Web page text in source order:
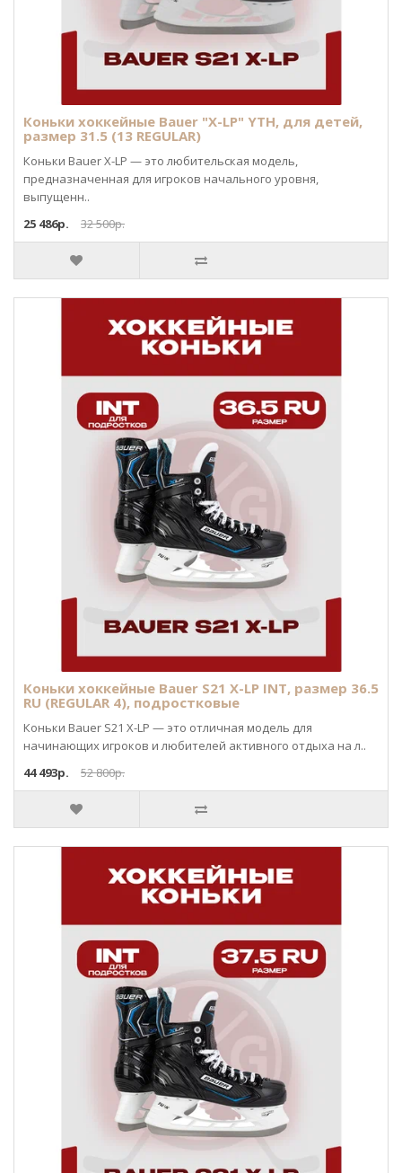
Коньки хоккейные Bauer "X-LP" YTH, для детей,
размер 31.5 (13 REGULAR)
Коньки Bauer X-LP — это любительская модель,
предназначенная для игроков начального уровня,
выпущенн..
25 486р.
32 500р.
Коньки хоккейные Bauer S21 X-LP INT, размер 36.5
RU (REGULAR 4), подростковые
Коньки Bauer S21 X-LP — это отличная модель для
начинающих игроков и любителей активного отдыха на л..
44 493р.
52 800р.